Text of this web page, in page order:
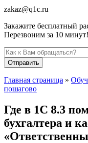
zakaz@q1c.ru
Закажите бесплатный
Перезвоним за 10
Отправить
Главная страница »
пошагово
Где в 1С 8.3
бухгалтера и